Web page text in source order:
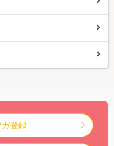
登録